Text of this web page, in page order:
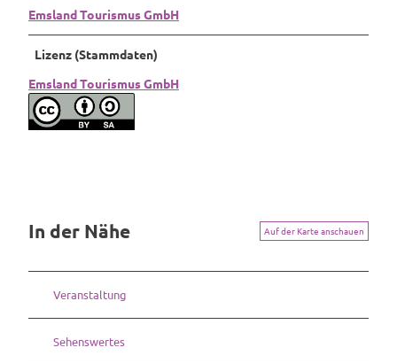
i
n
z
z
Emsland Tourismus GmbH
Lizenz (Stammdaten)
Emsland Tourismus GmbH
In der Nähe Auf der Karte anschauen
Veranstaltung
Sehenswertes